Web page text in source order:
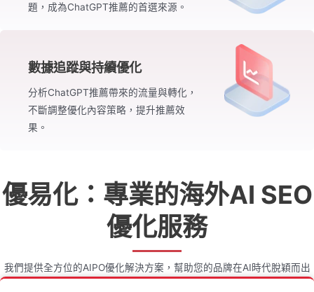
題，成為ChatGPT推薦的首選來源。
數據追蹤與持續優化
分析ChatGPT推薦帶來的流量與轉化，
不斷調整優化內容策略，提升推薦效
果。
優易化：專業的海外AI SEO
優化服務
我們提供全方位的AIPO優化解決方案，幫助您的品牌在AI時代脫穎而出